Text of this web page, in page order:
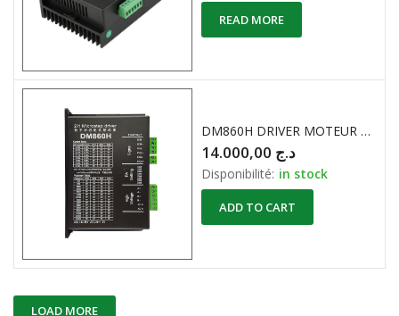
READ MORE
DM860H DRIVER MOTEUR PAS A PAS 2 PHASES
د.ج
Disponibilité: in stock
ADD TO CART
LOAD MORE